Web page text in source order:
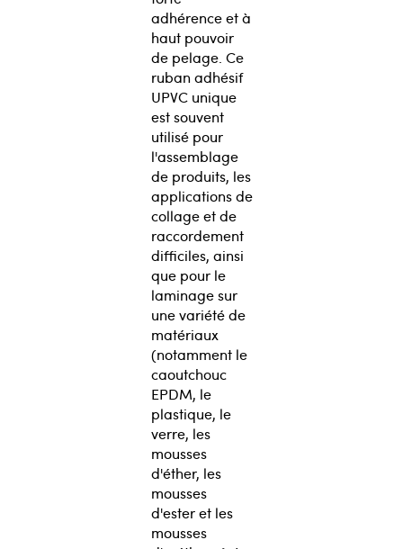
adhérence et à
haut pouvoir
de pelage. Ce
ruban adhésif
UPVC unique
est souvent
utilisé pour
l'assemblage
de produits, les
applications de
collage et de
raccordement
difficiles, ainsi
que pour le
laminage sur
une variété de
matériaux
(notamment le
caoutchouc
EPDM, le
plastique, le
verre, les
mousses
d'éther, les
mousses
d'ester et les
mousses